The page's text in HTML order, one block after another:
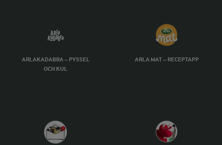
ARLAKADABRA – PYSSEL
OCH KUL
ARLA MAT – RECEPTAPP